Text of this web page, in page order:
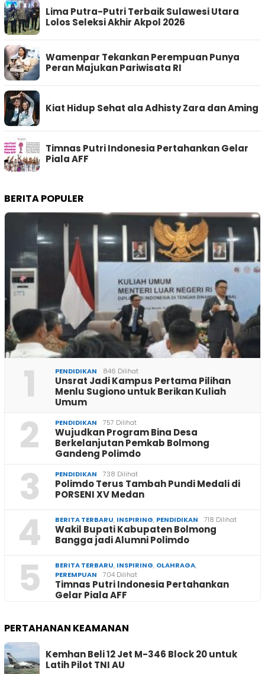
Lima Putra-Putri Terbaik Sulawesi Utara
Lolos Seleksi Akhir Akpol 2026
Wamenpar Tekankan Perempuan Punya
Peran Majukan Pariwisata RI
Kiat Hidup Sehat ala Adhisty Zara dan Aming
Timnas Putri Indonesia Pertahankan Gelar
Piala AFF
BERITA POPULER
1 PENDIDIKAN 846 Dilihat
Unsrat Jadi Kampus Pertama Pilihan
Menlu Sugiono untuk Berikan Kuliah
Umum
2 PENDIDIKAN 757 Dilihat
Wujudkan Program Bina Desa
Berkelanjutan Pemkab Bolmong
Gandeng Polimdo
3 PENDIDIKAN 738 Dilihat
Polimdo Terus Tambah Pundi Medali di
PORSENI XV Medan
4 BERITA TERBARU, INSPIRING, PENDIDIKAN 718 Dilihat
Wakil Bupati Kabupaten Bolmong
Bangga jadi Alumni Polimdo
5 BERITA TERBARU, INSPIRING, OLAHRAGA,
PEREMPUAN
704 Dilihat
Timnas Putri Indonesia Pertahankan
Gelar Piala AFF
PERTAHANAN KEAMANAN
Kemhan Beli 12 Jet M-346 Block 20 untuk
Latih Pilot TNI AU